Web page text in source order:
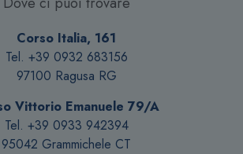
nella
pagina
del
prodotto
Corso Italia, 161
Tel. +39 0932 683156
97100 Ragusa RG
Vittorio Emanuele 79/A
Tel. +39 0933 942394
95042 Grammichele CT